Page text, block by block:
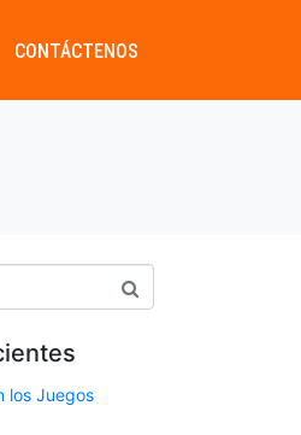
CONTÁCTENOS
los Juegos